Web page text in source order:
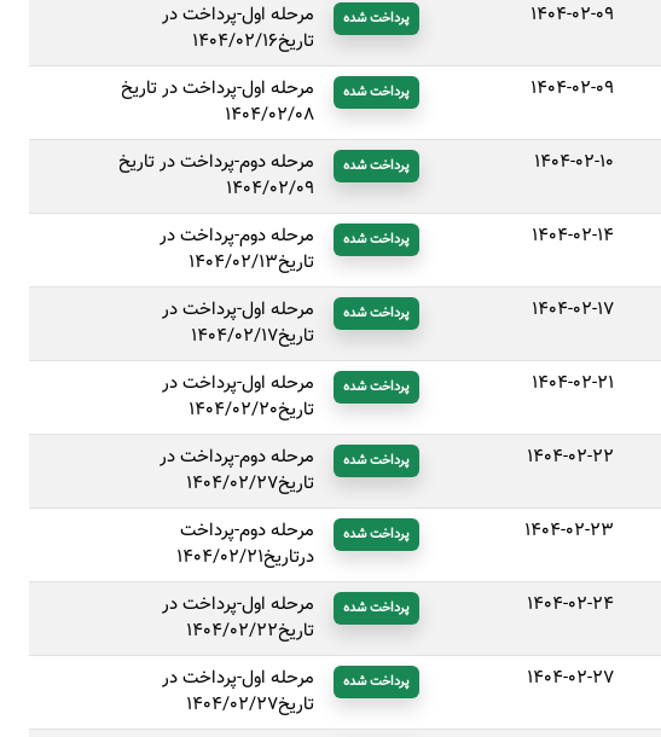
1404-02-09 پرداخت شده
مرحله اول-پرداخت در
تاریخ1404/02/16
1404-02-09 پرداخت شده
مرحله اول-پرداخت در تاریخ
1404/02/08
1404-02-10 پرداخت شده
مرحله دوم-پرداخت در تاریخ
1404/02/09
1404-02-14 پرداخت شده
مرحله دوم-پرداخت در
تاریخ1404/02/13
1404-02-17 پرداخت شده
مرحله اول-پرداخت در
تاریخ1404/02/17
1404-02-21 پرداخت شده
مرحله اول-پرداخت در
تاریخ1404/02/20
1404-02-22 پرداخت شده
مرحله دوم-پرداخت در
تاریخ1404/02/27
1404-02-23 پرداخت شده
مرحله دوم-پرداخت
درتاریخ1404/02/21
1404-02-24 پرداخت شده
مرحله اول-پرداخت در
تاریخ1404/02/22
1404-02-27 پرداخت شده
مرحله اول-پرداخت در
تاریخ1404/02/27